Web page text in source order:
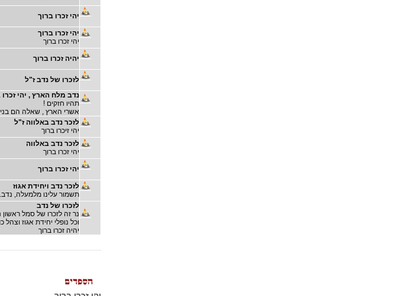
יהי זכרו ברוך
יהי זכרו ברוך
יהי זכרו ברוך
יהיה זכרו ברוך
לזכרו של נדב ז"ל
נדב מלח הארץ , יהי זכרו
תהיו חזקים !
אשרי הארץ , שאלה הם
לזכר נדב באלווה ז"ל
יהי זיכרו ברוך
לזכר נדב באלווה
יהי זכרו ברוך
יהי זכרו ברוך
לזכר נדב ויחידת אגוז
תשמור עלינו מלמעלה, נדב.
לזכרו של נדב
נר זה לזכרו של סמל ראשון
וכל נופלי יחידת אגוז וצהל
יהיה זכרו ברוך